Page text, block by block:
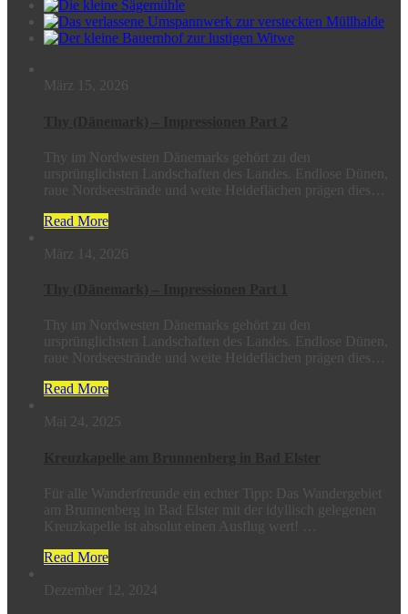
März 15, 2026
Thy im Nordwesten Dänemarks gehört zu den
ursprünglichsten Landschaften des Landes. Endlose Dünen,
raue Nordseestrände und weite Heideflächen prägen dies…
Read More
März 14, 2026
Thy im Nordwesten Dänemarks gehört zu den
ursprünglichsten Landschaften des Landes. Endlose Dünen,
raue Nordseestrände und weite Heideflächen prägen dies…
Read More
Mai 24, 2025
Für alle Wanderfreunde ein echter Tipp: Das Wandergebiet
am Brunnenberg in Bad Elster mit der idyllisch gelegenen
Kreuzkapelle ist absolut einen Ausflug wert! …
Read More
Dezember 12, 2024